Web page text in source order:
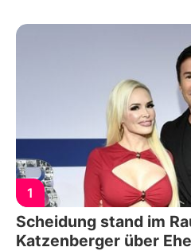
1
Scheidung stand im
Katzenberger über